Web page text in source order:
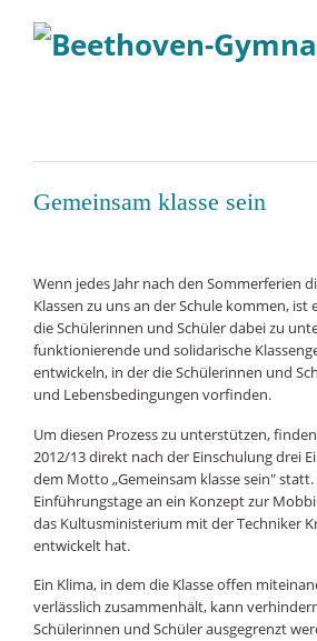
Gemeinsam klasse sein
Wenn jedes Jahr nach den Sommerferien
Klassen zu uns an der Schule kommen, ist
die Schülerinnen und Schüler dabei zu
funktionierende und solidarische
entwickeln, in der die Schülerinnen und
und Lebensbedingungen vorfinden.
Um diesen Prozess zu unterstützen,
2012/13 direkt nach der Einschulung drei
dem Motto „Gemeinsam klasse sein"
Einführungstage an ein Konzept zur
das Kultusministerium mit der Techniker
entwickelt hat.
Ein Klima, in dem die Klasse offen
verlässlich zusammenhält, kann
Schülerinnen und Schüler ausgegrenzt